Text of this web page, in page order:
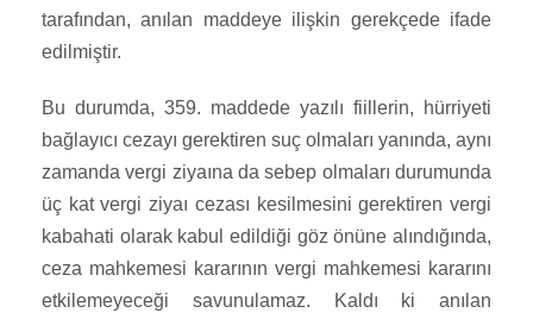
tarafından, anılan maddeye ilişkin gerekçede ifade
edilmiştir.
Bu durumda, 359. maddede yazılı fiillerin, hürriyeti
bağlayıcı cezayı gerektiren suç olmaları yanında, aynı
zamanda vergi ziyaına da sebep olmaları durumunda
üç kat vergi ziyaı cezası kesilmesini gerektiren vergi
kabahati olarak kabul edildiği göz önüne alındığında,
ceza mahkemesi kararının vergi mahkemesi kararını
etkilemeyeceği savunulamaz. Kaldı ki anılan